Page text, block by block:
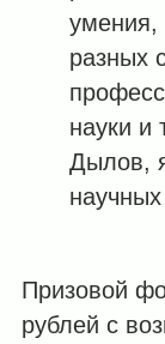
умения,
разных
науки и
Дылов,
Призовой
рублей с